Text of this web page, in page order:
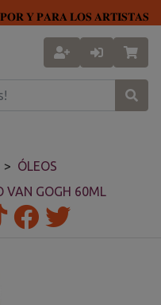
𝐏𝐎𝐑 𝐘 𝐏𝐀𝐑𝐀 𝐋𝐎𝐒 𝐀𝐑𝐓𝐈𝐒𝐓𝐀𝐒
ÓLEOS
VAN GOGH 60ML